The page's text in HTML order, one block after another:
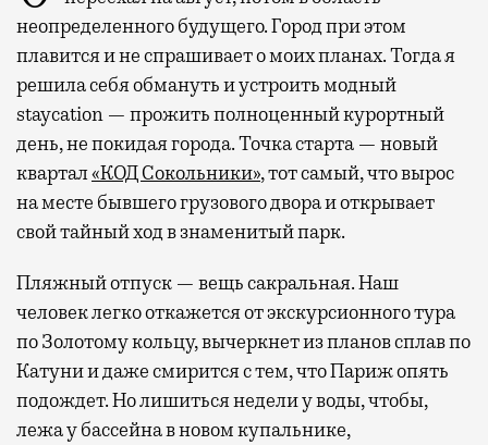
неопределенного будущего. Город при этом
плавится и не спрашивает о моих планах. Тогда я
решила себя обмануть и устроить модный
staycation — прожить полноценный курортный
день, не покидая города. Точка старта — новый
квартал«КОД Сокольники», тот самый, что вырос
на месте бывшего грузового двора и открывает
свой тайный ход в знаменитый парк.
Пляжный отпуск — вещь сакральная. Наш
человек легко откажется от экскурсионного тура
по Золотому кольцу, вычеркнет из планов сплав по
Катуни и даже смирится с тем, что Париж опять
подождет. Но лишиться недели у воды, чтобы,
лежа у бассейна в новом купальнике,